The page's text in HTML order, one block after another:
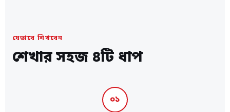
যেভাবে শিখবেন
শেখার সহজ ৪টি ধাপ
০১